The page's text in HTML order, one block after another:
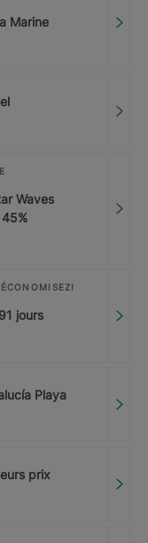
Marine
Waves
jours
Playa
prix